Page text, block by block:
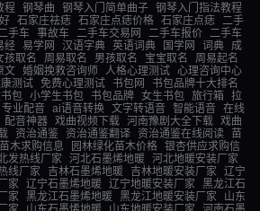
程 钢琴曲 钢琴入门简单曲子
钢琴入门指法教程
石家庄祛痣 石家庄点痣价格 石家庄点痣
二手
手车 事故车 二手车交易网 二手车报价
二手车
经 易学网 汉语字典 英语词典 国学网 词典
成
孩取名 周易取名 男孩取名 宝宝取名
周易起名
文 婚姻挽救咨询师 人格心理测试
心理咨询中心
测试 免费心理测试 书包网
书包品牌十大排名
包 小学生书包 书包品牌 女生书包 旅行箱 拉
专业配音 ai语音转换 文字转语音 智能语音 在线
配音神器 戏曲视频下载 河南豫剧大全下载 戏曲
资治通鉴 资治通鉴翻译 资治通鉴在线阅读 苗
苗木求购信息 园林绿化苗木价格 银杏供应求购信
发热线厂家 河北石墨烯地暖
河北地暖安装厂家
线厂家 吉林石墨烯地暖 吉林地暖安装厂家
辽宁
家 辽宁石墨烯地暖 辽宁地暖安装厂家
黑龙江石
家 黑龙江石墨烯地暖 黑龙江地暖安装厂家
山东